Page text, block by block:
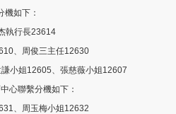
機如下：
執行長23614
、周俊三主任12630
小姐12605、張慈薇小姐12607
心聯繫分機如下：
、周玉梅小姐12632